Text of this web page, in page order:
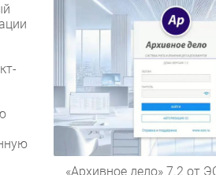
«Архивное дело» 7.2 от